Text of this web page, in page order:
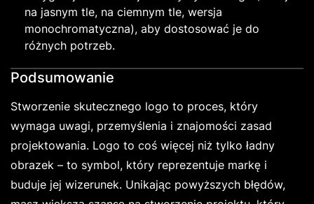
na jasnym tle, na ciemnym tle, wersja
monochromatyczna), aby dostosować je do
różnych potrzeb.
Podsumowanie
Stworzenie skutecznego logo to proces, który
wymaga uwagi, przemyślenia i znajomości zasad
projektowania. Logo to coś więcej niż tylko ładny
obrazek – to symbol, który reprezentuje markę i
buduje jej wizerunek. Unikając powyższych błędów,